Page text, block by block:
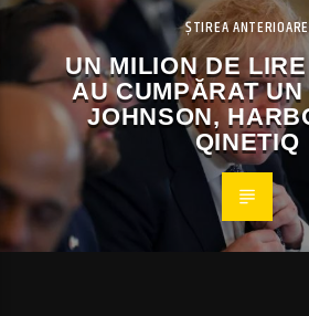
ȘTIREA ANTERIOARE
UN MILION DE
AU CUMPĂRAT
JOHNSON,
QINETIQ